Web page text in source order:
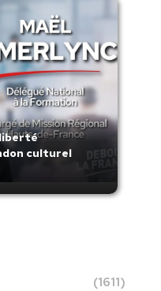
culturel
(1611)